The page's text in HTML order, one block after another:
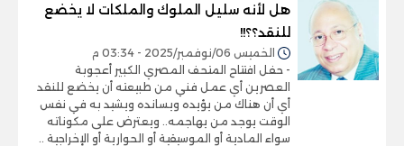
هل لأنه سليل الملوك والملكات لا يخضع
للنقد؟؟!!
الخميس 06/نوفمبر/2025 - 03:34 م
- حفل افتتاح المتحف المصري الكبير أعجوبة
العصرين أي عمل فني من طبيعته أن يخضع للنقد
أي أن هناك من يؤيده ويسانده ويشيد به في نفس
الوقت يوجد من يهاجمه.. ويعترض على مكوناته
سواء المادية أو الموسيقية أو الحوارية أو الإخراجية ..